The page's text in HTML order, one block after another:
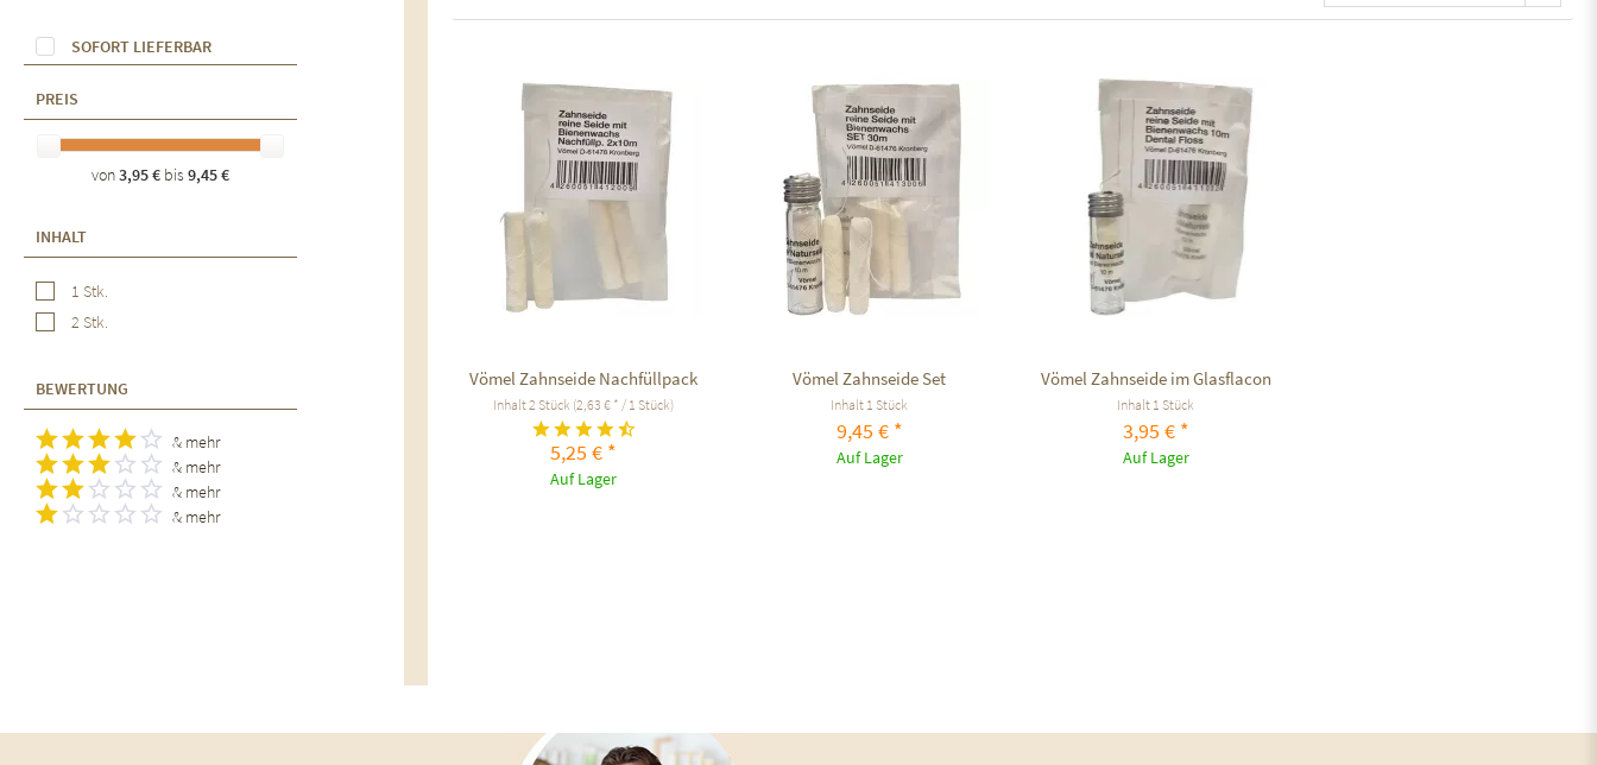
SOFORT LIEFERBAR
PREIS
von3,95 € bis 9,45 €
INHALT
1 Stk.
2 Stk.
BEWERTUNG
& mehr
& mehr
& mehr
& mehr
Vömel Zahnseide Nachfüllpack
Inhalt2 Stück (2,63 € * / 1 Stück)
5,25 € *
Auf Lager
Vömel Zahnseide Set
Inhalt 1 Stück
9,45 € *
Auf Lager
Vömel Zahnseide im Glasflacon
Inhalt 1 Stück
3,95 € *
Auf Lager